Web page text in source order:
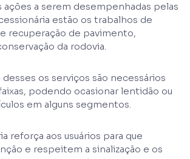
ações a serem desempenhadas pelas
estão os trabalhos de
recuperação de pavimento,
da rodovia.
desses os serviços são necessários
podendo ocasionar lentidão ou
em alguns segmentos.
reforça aos usuários para que
e respeitem a sinalização e os